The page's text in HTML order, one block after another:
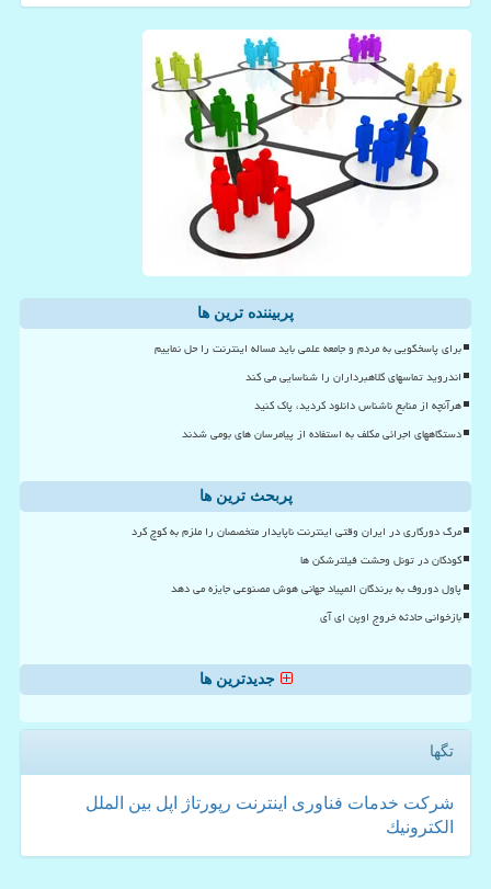
پربیننده ترین ها
برای پاسخگویی به مردم و جامعه علمی باید مساله اینترنت را حل نماییم
اندروید تماسهای کلاهبرداران را شناسایی می کند
هرآنچه از منابع ناشناس دانلود کردید، پاک کنید
دستگاههای اجرائی مکلف به استفاده از پیامرسان های بومی شدند
پربحث ترین ها
مرگ دورکاری در ایران وقتی اینترنت ناپایدار متخصصان را ملزم به کوچ کرد
کودکان در تونل وحشت فیلترشکن ها
پاول دوروف به برندگان المپیاد جهانی هوش مصنوعی جایزه می دهد
بازخوانی حادثه خروج اوپن ای آی
جدیدترین ها
تگها
شركت خدمات فناوری اینترنت رپورتاژ اپل بین الملل
الكترونیك